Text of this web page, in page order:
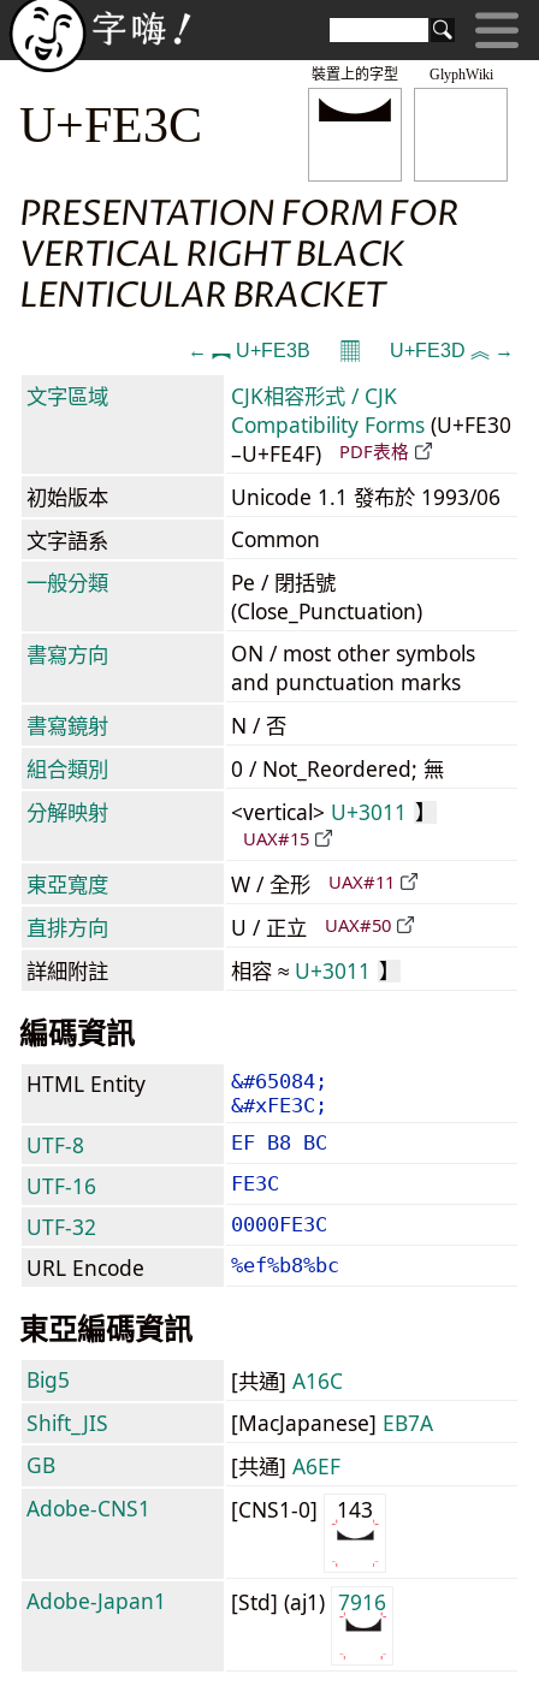
GlyphWiki
︼
裝置上的字型
U+FE3C
PRESENTATION FORM FOR
VERTICAL RIGHT BLACK
LENTICULAR BRACKET
← ︻ U+FE3B 𝄜 U+FE3D ︽ →
文字區域
CJK相容形式 / CJK
Compatibility Forms (U+FE30
–U+FE4F)
PDF表格
初始版本
Unicode 1.1 發布於 1993/06
文字語系
Common
一般分類
Pe / 閉括號
(Close_Punctuation)
書寫方向
ON / most other symbols
and punctuation marks
書寫鏡射
N / 否
組合類別
0 / Not_Reordered; 無
分解映射
<vertical> U+3011 】
UAX#15
東亞寬度 W / 全形 UAX#11
直排方向 U / 正立 UAX#50
詳細附註 相容 ≈ U+3011 】
編碼資訊
HTML Entity
&#65084;
&#xFE3C;
UTF-8 EF B8 BC
UTF-16 FE3C
UTF-32 0000FE3C
URL Encode %ef%b8%bc
東亞編碼資訊
Big5 [共通] A16C
Shift_JIS
[MacJapanese] EB7A
GB
[共通] A6EF
Adobe-CNS1
[CNS1-0] 143
Adobe-Japan1 [Std] (aj1) 7916